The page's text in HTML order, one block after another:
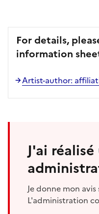
For details,
information
Artist-author:
J'ai
Je donne mon avis
L'administration